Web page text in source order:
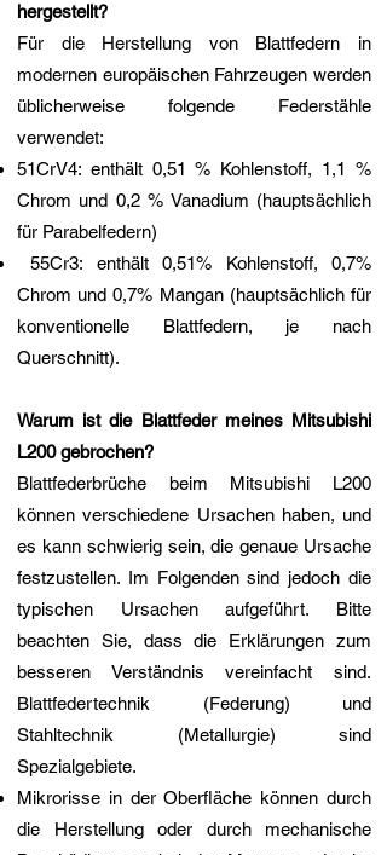
hergestellt?
Für die Herstellung von Blattfedern in
modernen europäischen Fahrzeugen werden
üblicherweise folgende Federstähle
verwendet:
51CrV4: enthält 0,51 % Kohlenstoff, 1,1 %
Chrom und 0,2 % Vanadium (hauptsächlich
für Parabelfedern)
55Cr3: enthält 0,51% Kohlenstoff, 0,7%
Chrom und 0,7% Mangan (hauptsächlich für
konventionelle Blattfedern, je nach
Querschnitt).
Warum ist die Blattfeder meines Mitsubishi
L200 gebrochen?
Blattfederbrüche beim Mitsubishi L200
können verschiedene Ursachen haben, und
es kann schwierig sein, die genaue Ursache
festzustellen. Im Folgenden sind jedoch die
typischen Ursachen aufgeführt. Bitte
beachten Sie, dass die Erklärungen zum
besseren Verständnis vereinfacht sind.
Blattfedertechnik (Federung) und
Stahltechnik (Metallurgie) sind
Spezialgebiete.
Mikrorisse in der Oberfläche können durch
die Herstellung oder durch mechanische